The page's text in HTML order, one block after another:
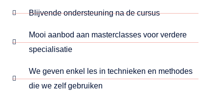
Blijvende ondersteuning na de cursus
Mooi aanbod aan masterclasses voor verdere
specialisatie
We geven enkel les in technieken en methodes
die we zelf gebruiken